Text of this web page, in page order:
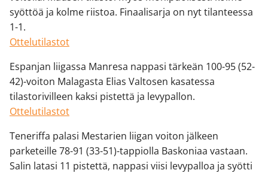
syöttöä ja kolme riistoa. Finaalisarja on nyt tilanteessa
1-1.
Ottelutilastot
Espanjan liigassa Manresa nappasi tärkeän 100-95 (52-
42)-voiton Malagasta Elias Valtosen kasatessa
tilastorivilleen kaksi pistettä ja levypallon.
Ottelutilastot
Teneriffa palasi Mestarien liigan voiton jälkeen
parketeille 78-91 (33-51)-tappiolla Baskoniaa vastaan.
Salin latasi 11 pistettä, nappasi viisi levypalloa ja syötti